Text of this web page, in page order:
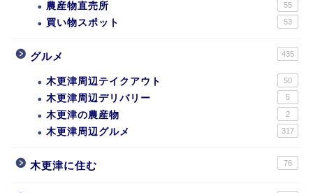
農産物直売所 55
買い物スポット 53
グルメ 435
木更津周辺テイクアウト 50
木更津周辺デリバリー 5
木更津の農産物 2
木更津周辺グルメ 317
木更津に住む 76